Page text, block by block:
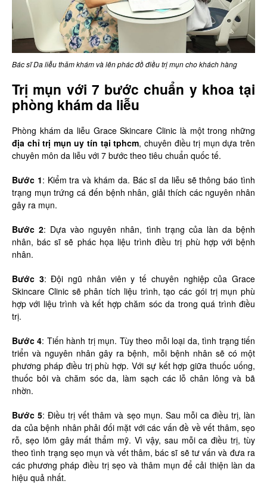
Bác sĩ Da liễu thăm khám và lên phác đồ điều trị mụn cho khách hàng
Trị mụn với 7 bước chuẩn y khoa tại
phòng khám da liễu
Phòng khám da liễu Grace Skincare Clinic là một trong những
địa chỉ trị mụn uy tín tại tphcm, chuyên điều trị mụn dựa trên
chuyên môn da liễu với 7 bước theo tiêu chuẩn quốc tế.
Bước 1: Kiểm tra và khám da. Bác sĩ da liễu sẽ thông báo tình
trạng mụn trứng cá đến bệnh nhân, giải thích các nguyên nhân
gây ra mụn.
Bước 2: Dựa vào nguyên nhân, tình trạng của làn da bệnh
nhân, bác sĩ sẽ phác họa liệu trình điều trị phù hợp với bệnh
nhân.
Bước 3: Đội ngũ nhân viên y tế chuyên nghiệp của Grace
Skincare Clinic sẽ phân tích liệu trình, tạo các gói trị mụn phù
hợp với liệu trình và kết hợp chăm sóc da trong quá trình điều
trị.
Bước 4: Tiến hành trị mụn. Tùy theo mỗi loại da, tình trạng tiến
triển và nguyên nhân gây ra bệnh, mỗi bệnh nhân sẽ có một
phương pháp điều trị phù hợp. Với sự kết hợp giữa thuốc uống,
thuốc bôi và chăm sóc da, làm sạch các lỗ chân lông và bã
nhờn.
Bước 5: Điều trị vết thâm và sẹo mụn. Sau mỗi ca điều trị, làn
da của bệnh nhân phải đối mặt với các vấn đề về vết thâm, sẹo
rỗ, sẹo lõm gây mất thẩm mỹ. Vì vậy, sau mỗi ca điều trị, tùy
theo tình trạng sẹo mụn và vết thâm, bác sĩ sẽ tư vấn và đưa ra
các phương pháp điều trị sẹo và thâm mụn để cải thiện làn da
hiệu quả nhất.